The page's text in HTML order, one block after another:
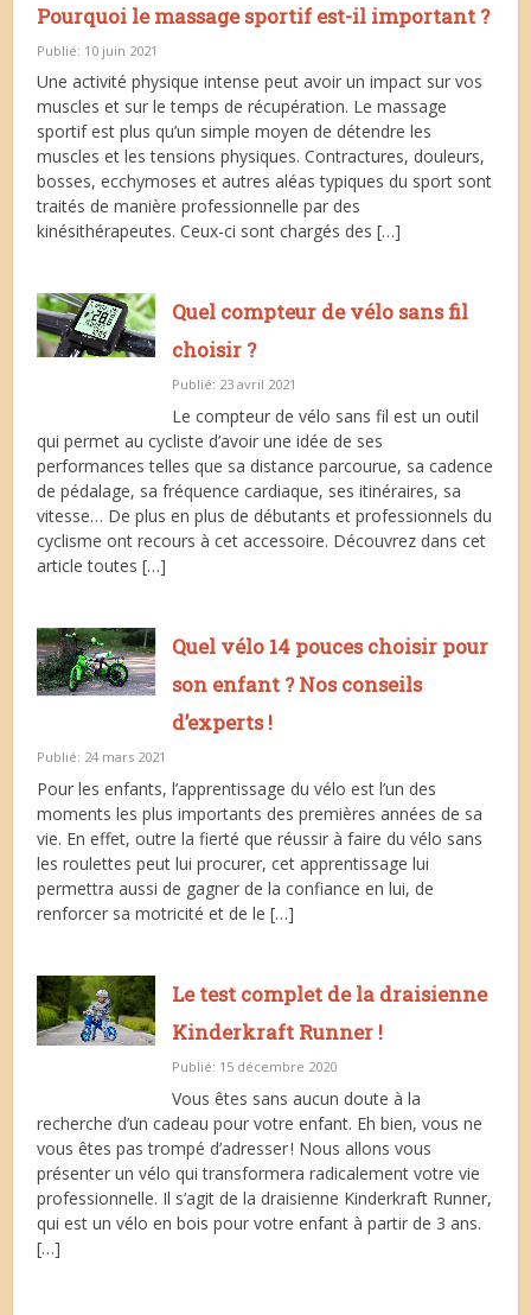
Pourquoi le massage sportif est-il important ?
Publié: 10 juin 2021
Une activité physique intense peut avoir un impact sur vos
muscles et sur le temps de récupération. Le massage
sportif est plus qu’un simple moyen de détendre les
muscles et les tensions physiques. Contractures, douleurs,
bosses, ecchymoses et autres aléas typiques du sport sont
traités de manière professionnelle par des
kinésithérapeutes. Ceux-ci sont chargés des […]
Quel compteur de vélo sans fil
choisir ?
Publié: 23 avril 2021
Le compteur de vélo sans fil est un outil
qui permet au cycliste d’avoir une idée de ses
performances telles que sa distance parcourue, sa cadence
de pédalage, sa fréquence cardiaque, ses itinéraires, sa
vitesse… De plus en plus de débutants et professionnels du
cyclisme ont recours à cet accessoire. Découvrez dans cet
article toutes […]
Quel vélo 14 pouces choisir pour
son enfant ? Nos conseils
d’experts !
Publié: 24 mars 2021
Pour les enfants, l’apprentissage du vélo est l’un des
moments les plus importants des premières années de sa
vie. En effet, outre la fierté que réussir à faire du vélo sans
les roulettes peut lui procurer, cet apprentissage lui
permettra aussi de gagner de la confiance en lui, de
renforcer sa motricité et de le […]
Le test complet de la draisienne
Kinderkraft Runner !
Publié: 15 décembre 2020
Vous êtes sans aucun doute à la
recherche d’un cadeau pour votre enfant. Eh bien, vous ne
vous êtes pas trompé d’adresser ! Nous allons vous
présenter un vélo qui transformera radicalement votre vie
professionnelle. Il s’agit de la draisienne Kinderkraft Runner,
qui est un vélo en bois pour votre enfant à partir de 3 ans.
[…]